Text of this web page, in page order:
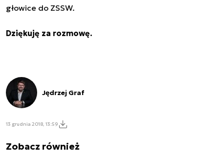
głowice do ZSSW.
Dziękuję za rozmowę.
Jędrzej Graf
13 grudnia 2018, 13:59
Zobacz również